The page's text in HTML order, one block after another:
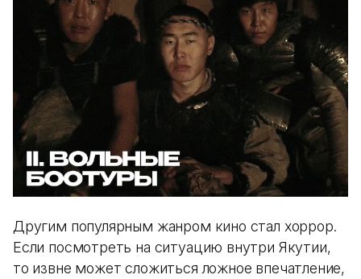
Другим популярным жанром кино стал хоррор.
Если посмотреть на ситуацию внутри Якутии,
то извне может сложиться ложное впечатление,